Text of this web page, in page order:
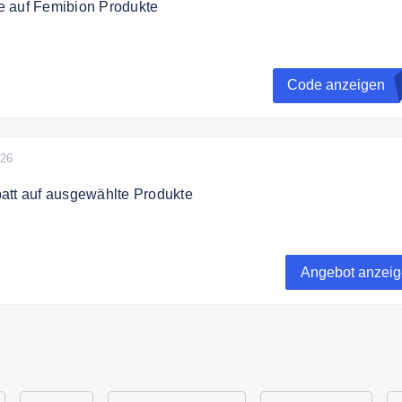
auf Femibion Produkte
pro Bestellung. Gutschein nur einmal pro Kund:in
Code anzeigen
auf ausgewählte Produkte
Angebot